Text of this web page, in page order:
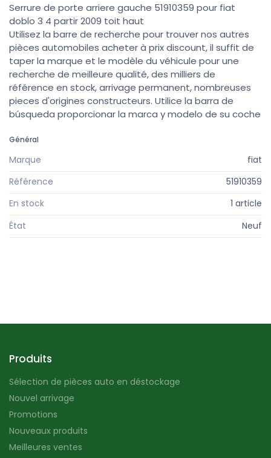
Serrure de porte arriere gauche 51910359 pour fiat
doblo 3 4 partir 2009 toit haut
Utilisez la barre de recherche pour trouver nos autres
pièces automobiles acheter à prix discount, il suffit de
taper la marque et le modèle du véhicule pour une
recherche de meilleure qualité, des milliers de
référence en stock, arrivage permanent, nombreuses
pieces d'origines constructeurs. Utilice la barra de
búsqueda proporcionar la marca y modelo de su coche
Général
Marque
fiat
Référence
51910359
En stock
1 article
État
Neuf
Produits
Sélection de pièces auto en déstockage
Nouvel arrivage
Promotions
Nouveaux produits
Meilleures ventes